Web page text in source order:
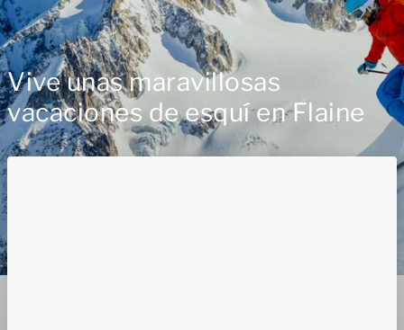
Vive unas maravillosas
vacaciones de esquí en Flaine